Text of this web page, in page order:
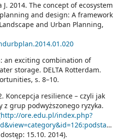
2014. The concept of ecosystem
and design: A framework
and Urban Planning,
an exciting combination of
storage. DELTA Rotterdam.
s. 8–10.
Koncepcja resilience – czyli jak
z grup podwyższonego ryzyka.
http://ore.edu.pl/index.php?
dostęp: 15.10. 2014).